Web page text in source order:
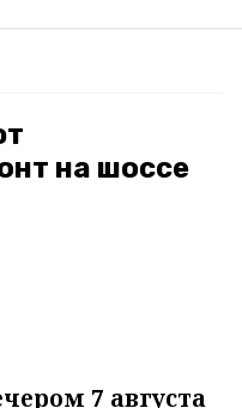
на шоссе
7 августа